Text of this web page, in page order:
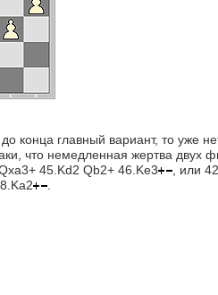
конца главный вариант, то уже
что немедленная жертва двух
45.Kd2 Qb2+ 46.Ke3
, или